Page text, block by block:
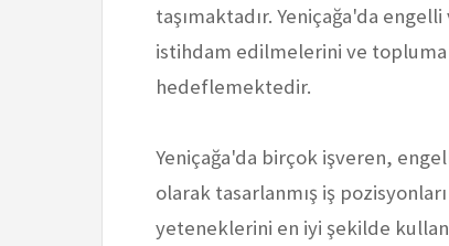
taşımaktadır. Yeniçağa'da
istihdam edilmelerini ve topluma
hedeflemektedir.
Yeniçağa'da birçok işveren,
olarak tasarlanmış iş
yeteneklerini en iyi şekilde